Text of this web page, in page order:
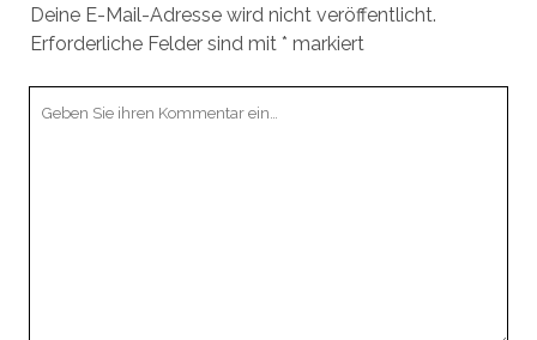
Deine E-Mail-Adresse wird nicht veröffentlicht.
Erforderliche Felder sind mit * markiert